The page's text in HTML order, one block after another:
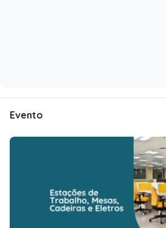
Evento